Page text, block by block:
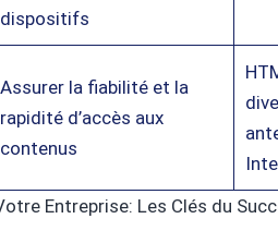
dispositifs
Assurer la fiabilité et la
rapidité d’accès aux
contenus
Entreprise: Les Clés du